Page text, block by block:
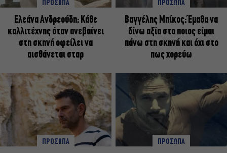
ΠΡΟΣΩΠΑ
Ελεάνα Ανδρεούδη: Κάθε
καλλιτέχνης όταν ανεβαίνει
στη σκηνή οφείλει να
αισθάνεται σταρ
ΠΡΟΣΩΠΑ
Βαγγέλης Μπίκος: Έμαθα να
δίνω αξία στο ποιος είμαι
πάνω στη σκηνή και όχι στο
πως χορεύω
ΠΡΟΣΩΠΑ ΠΡΟΣΩΠΑ